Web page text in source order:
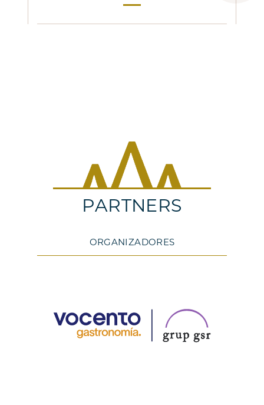
PARTNERS
ORGANIZADORES